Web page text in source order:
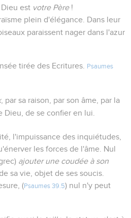
est votre Père!
plein d'élégance. Dans leur
paraissent nager dans l'azur
tirée des Ecritures.
Psaumes
, par sa raison, par son âme, par la
de se confier en lui.
l'impuissance des inquiétudes,
les forces de l'âme. Nul
ajouter une coudée à son
sa vie, objet de ses soucis.
(Psaumes 39.5) nul n'y peut